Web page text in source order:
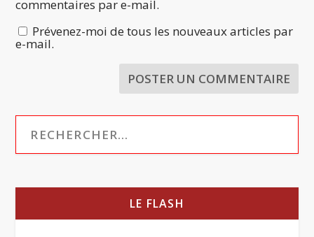
commentaires par e-mail.
Prévenez-moi de tous les nouveaux articles par
e-mail.
LE FLASH